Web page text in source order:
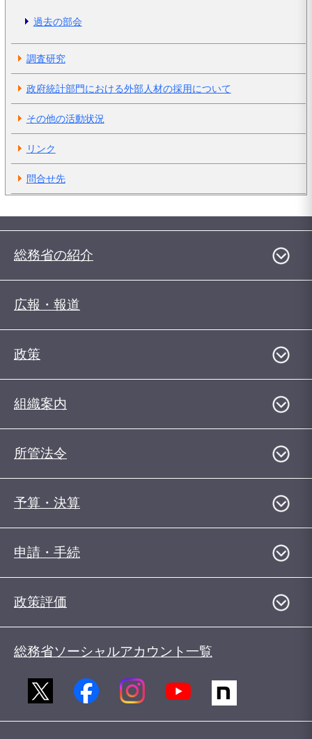
過去の部会
調査研究
政府統計部門における外部人材の採用について
その他の活動状況
リンク
問合せ先
総務省の紹介
広報・報道
政策
組織案内
所管法令
予算・決算
申請・手続
政策評価
総務省ソーシャルアカウント一覧